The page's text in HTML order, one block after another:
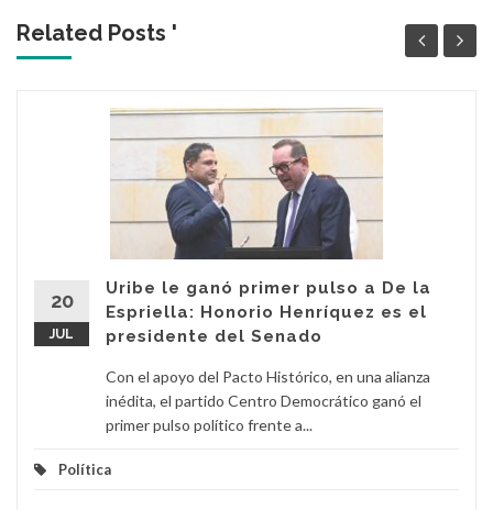
Related Posts '
20
JUL
Uribe le ganó primer pulso a De la
Espriella: Honorio Henríquez es el
presidente del Senado
Con el apoyo del Pacto Histórico, en una alianza
inédita, el partido Centro Democrático ganó el
primer pulso político frente a...
Política